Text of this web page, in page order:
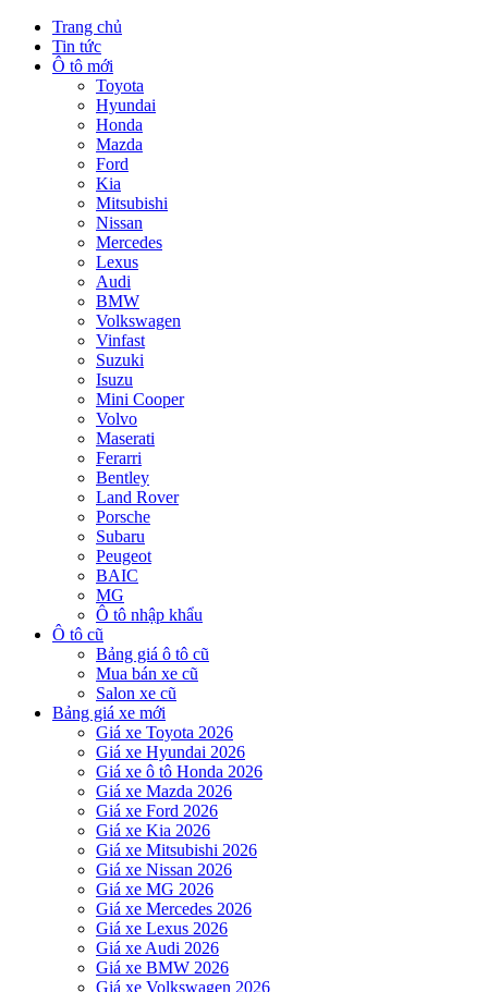
Trang chủ
Tin tức
Ô tô mới
Toyota
Hyundai
Honda
Mazda
Ford
Kia
Mitsubishi
Nissan
Mercedes
Lexus
Audi
BMW
Volkswagen
Vinfast
Suzuki
Isuzu
Mini Cooper
Volvo
Maserati
Ferarri
Bentley
Land Rover
Porsche
Subaru
Peugeot
BAIC
MG
Ô tô nhập khẩu
Ô tô cũ
Bảng giá ô tô cũ
Mua bán xe cũ
Salon xe cũ
Bảng giá xe mới
Giá xe Toyota 2026
Giá xe Hyundai 2026
Giá xe ô tô Honda 2026
Giá xe Mazda 2026
Giá xe Ford 2026
Giá xe Kia 2026
Giá xe Mitsubishi 2026
Giá xe Nissan 2026
Giá xe MG 2026
Giá xe Mercedes 2026
Giá xe Lexus 2026
Giá xe Audi 2026
Giá xe BMW 2026
Giá xe Volkswagen 2026